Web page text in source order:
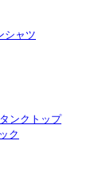
シャツ
ンクトップ
ク